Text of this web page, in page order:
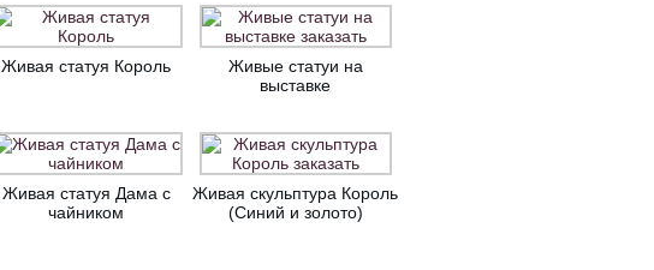
Живая статуя Король
Живые статуи на
выставке
Живая статуя Дама с
чайником
Живая скульптура Король
(Синий и золото)